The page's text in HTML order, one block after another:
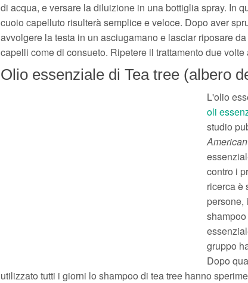
di acqua, e versare la diluizione in una bottiglia spray. In
cuoio capelluto risulterà semplice e veloce. Dopo aver
avvolgere la testa in un asciugamano e lasciar riposare
capelli come di consueto. Ripetere il trattamento due volte
Olio essenziale di Tea tree (albero
L'olio
oli
studio
contro i
ricerca è
persone,
gruppo
Dopo
utilizzato tutti i giorni lo shampoo di tea tree hanno